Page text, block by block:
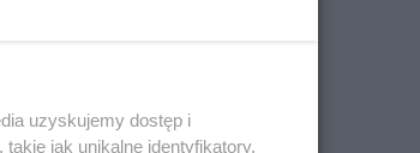
uzyskujemy dostęp i
jak unikalne identyfikatory,